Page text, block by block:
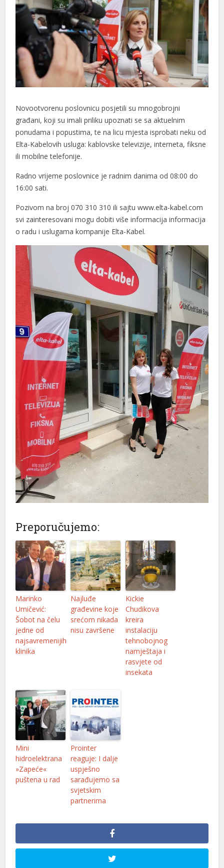
Novootvorenu poslovnicu posjetili su mnogobrojni
građani, koji su imali priliku upoznati se sa aktuelnim
ponudama i popustima, te na licu mjesta isprobati neku od
Elta-Kabelovih usluga: kablovske televizije, interneta, fiksne
ili mobilne telefonije.
Radno vrijeme poslovnice je radnim danima od 08:00 do
16:00 sati.
Pozivom na broj 070 310 310 ili sajtu www.elta-kabel.com
svi zainteresovani mogu dobiti više informacija informacija
o radu i uslugama kompanije Elta-Kabel.
Preporučujemo:
Marinko
Umičević:
Šobot na čelu
jedne od
najsavremenijih
klinika
Najluđe
građevine koje
srećom nikada
nisu završene
Kickie
Chudikova
kreira
instalaciju
tehnobojnog
namještaja i
rasvjete od
insekata
Mini
hidroelektrana
»Zapeće«
puštena u rad
Prointer
reaguje: I dalje
uspješno
sarađujemo sa
svjetskim
partnerima